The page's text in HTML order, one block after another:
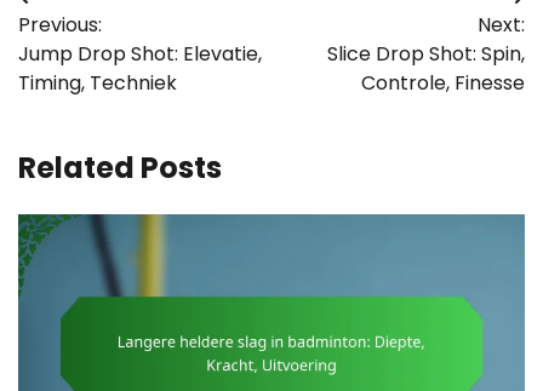
navigation
Previous:
Jump Drop Shot: Elevatie,
Timing, Techniek
Next:
Slice Drop Shot: Spin,
Controle, Finesse
Related Posts